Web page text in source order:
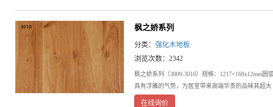
枫之娇系列
分类： 强化木地板
浏览次数：2342
枫之娇系列（3009-3010）规格：1217×168x12mm
具有浮雕的气势，为居室带来高端华贵的品味其超大
在线询价